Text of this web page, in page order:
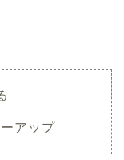
アップ